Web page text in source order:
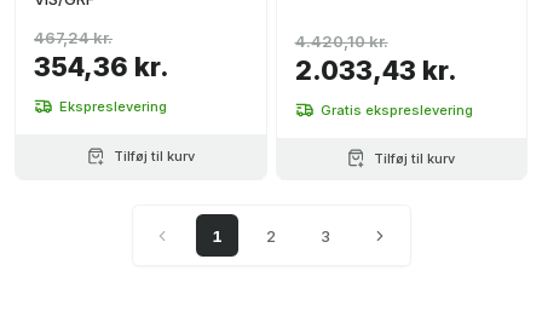
354,36 kr.
467,24 kr.
Ekspreslevering
Tilføj til kurv
2.033,43 kr.
4.420,10 kr.
Gratis ekspreslevering
Tilføj til kurv
1 2 3